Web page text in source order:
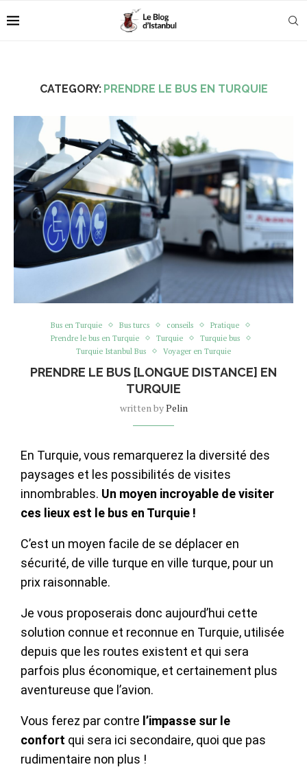
CATEGORY: PRENDRE LE BUS EN TURQUIE
Bus en Turquie Bus turcs conseils
Pratique
Prendre le bus en Turquie
Turquie
Turquie bus
Turquie Istanbul Bus
Voyager en Turquie
PRENDRE LE BUS [LONGUE DISTANCE] EN
TURQUIE
written byPelin
En Turquie, vous remarquerez la diversité des
paysages et les possibilités de visites
innombrables. Un moyen incroyable de visiter
ces lieux est le bus en Turquie !
C’est un moyen facile de se déplacer en
sécurité, de ville turque en ville turque, pour un
prix raisonnable.
Je vous proposerais donc aujourd’hui cette
solution connue et reconnue en Turquie, utilisée
depuis que les routes existent et qui sera
parfois plus économique, et certainement plus
aventureuse que l’avion.
Vous ferez par contre l’impasse sur le
confort qui sera ici secondaire, quoi que pas
rudimentaire non plus !